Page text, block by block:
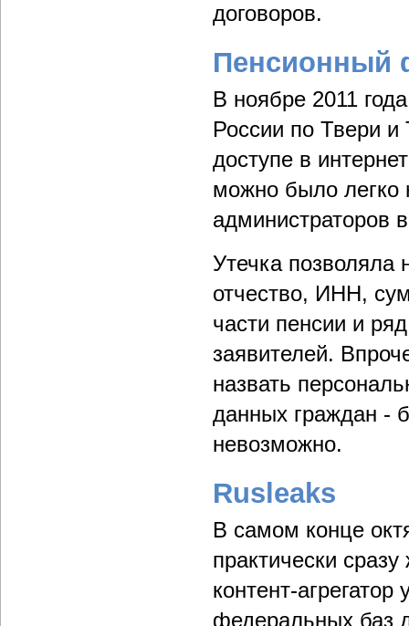
договоров.
Пенсионный
В ноябре 2011
России по Твери и
доступе в
можно было легко
администраторов
Утечка
отчество, ИНН,
части пенсии и
заявителей.
назвать
данных граждан -
невозможно.
Rusleaks
В самом конце
практически
контент-
федеральных баз